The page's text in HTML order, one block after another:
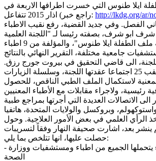
ايلا طنوس التي خسرت اطرافها الاربعة في
اذار 2015 تتفاعل (راجع خبر: http://lkdg.org/ar/
الفصل. وفي جديد القضية، رفع نقيب الاطباء
شرف ابو شرف، بصفته رئيسا لـ "اللجنة العلمية
المكلفة بدراسة ملف الطفلة ايلا طنوس"، والمؤلفة من 9 اطباء
جامعية مختلفة، التقرير النهائي بالنتائج
الى قاضي التحقيق في بيروت جورج رزق.
وقد جاء التقرير عقب 25 اجتماعا عقدتها اللجنة، وسلسلة الزيارات
لاستكمال الملف الطبي الناقص، للحصول
رئيسية، ولاجراء مقابلات مع الأطباء المعنيين
الاتصالات العديدة التي أجرتها بمراجع طبية
وبروكسل والولايات المتحدة، هاتفيا
الرأي العلمي في بعض الأمور العلاجية. وحول
ينشر بعد، اشارت صحيفة النهار وفقاً لتسريبات
حصلت عليها، انها تتلخص بما يلي:
- يوجد تراكم اخطاء يتحملها الجميع من اطباء ومستشفيات ووزارة
الصحة